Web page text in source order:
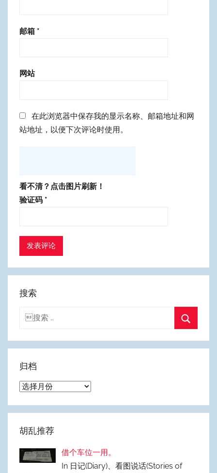
邮箱 *
网站
在此浏览器中保存我的显示名称、邮箱地址和网
站地址，以便下次评论时使用。
看不清？点击图片刷新！
验证码 *
搜索
搜
索
归档
归
胡乱推荐
借个车位一用。
In 日记(Diary)、看图说话(Stories of